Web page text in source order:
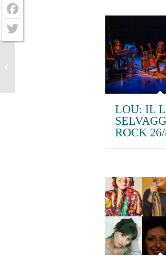
LOU: IL
ROCK
Facebook
Twitter